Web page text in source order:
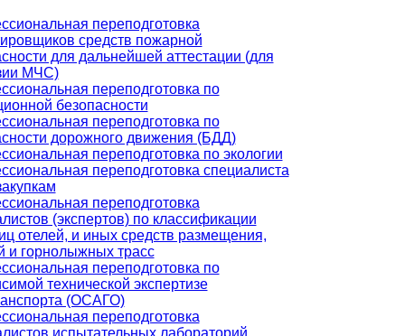
переподготовка
средств пожарной
для дальнейшей аттестации (для
МЧС)
переподготовка по
безопасности
переподготовка по
дорожного движения (БДД)
переподготовка по экологии
переподготовка специалиста
переподготовка
(экспертов) по классификации
отелей, и иных средств размещения,
и горнолыжных трасс
переподготовка по
технической экспертизе
(ОСАГО)
переподготовка
испытательных лабораторий